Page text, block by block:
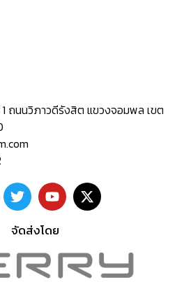
1 ถนนวิภาวดีรังสิต แขวงจอมพล เขต
จัดส่งโดย